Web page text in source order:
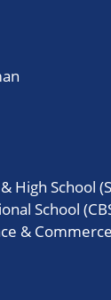
High School
School
&